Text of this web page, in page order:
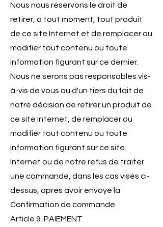
Nous nous réservons le droit de
retirer, à tout moment, tout produit
de ce site Internet et de remplacer ou
modifier tout contenu ou toute
information figurant sur ce dernier.
Nous ne serons pas responsables vis-
à-vis de vous ou d'un tiers du fait de
notre décision de retirer un produit de
ce site Internet, de remplacer ou
modifier tout contenu ou toute
information figurant sur ce site
Internet ou de notre refus de traiter
une commande, dans les cas visés ci-
dessus, après avoir envoyé la
Confirmation de commande.
Article 9. PAIEMENT